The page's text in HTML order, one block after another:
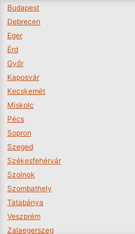
Budapest
Debrecen
Eger
Érd
Győr
Kaposvár
Kecskemét
Miskolc
Pécs
Sopron
Szeged
Székesfehérvár
Szolnok
Szombathely
Tatabánya
Veszprém
Zalaegerszeg